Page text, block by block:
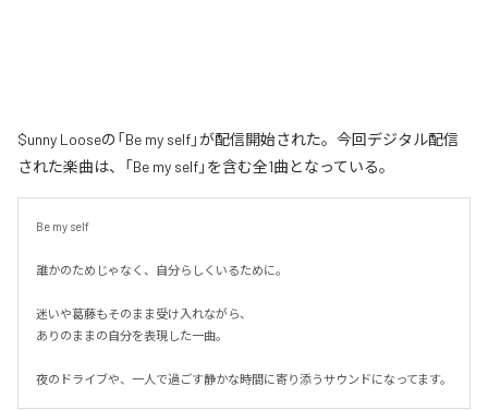
$unny Looseの「Be my self」が配信開始された。今回デジタル配信
された楽曲は、「Be my self」を含む全1曲となっている。
Be my self
誰かのためじゃなく、自分らしくいるために。
迷いや葛藤もそのまま受け入れながら、
ありのままの自分を表現した一曲。
夜のドライブや、一人で過ごす静かな時間に寄り添うサウンドになってます。